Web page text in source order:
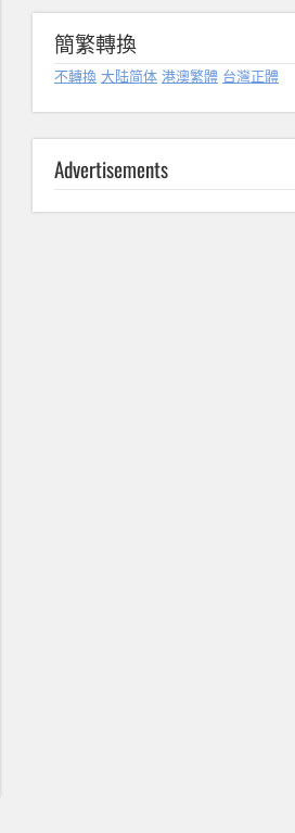
簡繁轉換
不轉換 大陆简体 港澳繁體 台灣正體
Advertisements